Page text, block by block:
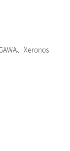
、Xeronos